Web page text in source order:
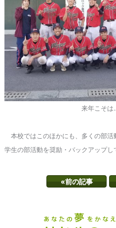
来年こそは… 軟
本校ではこのほかにも、多くの部活
学生の部活動を奨励・バックアップし
«前の記事